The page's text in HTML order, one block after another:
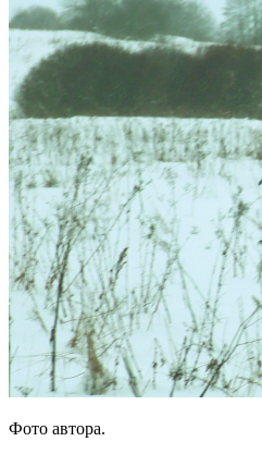
Фото автора.